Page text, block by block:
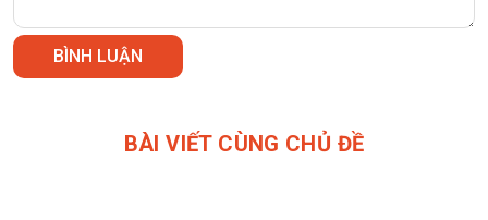
BÀI VIẾT CÙNG CHỦ ĐỀ